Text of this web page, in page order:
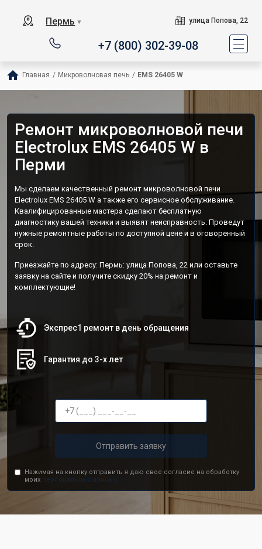
Пермь ▼ улица Попова, 22
+7 (800) 302-39-08
Главная / Микроволновая печь / EMS 26405 W
Ремонт микроволновой печи
Electrolux EMS 26405 W в
Перми
Мы сделаем качественный ремонт микроволновой печи
Electrolux EMS 26405 W а также его сервисное обслуживание.
Квалифицированные мастера сделают бесплатную
диагностику вашей техники и выявят неисправность. Проведут
нужные ремонтные работы по доступной цене и в оговоренный
срок.
Приезжайте по адресу: Пермь: улица Попова, 22 или оставьте
заявку на сайте и получите скидку 20% на ремонт и
комплектующие!
Экспрес1 ремонт в день обращения
Гарантия до 3-х лет
Отправить заявку
Нажимая на кнопку отправить я даю свое согласие на обработку
моих персональных данных.